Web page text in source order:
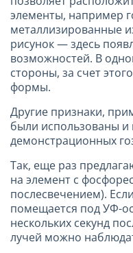
элементы, например
металлизированные
рисунок — здесь
возможностей. В
стороны, за счет
формы.
Другие признаки,
были использованы и
демонстрационных
Так, еще раз
на элемент с
послесвечением).
помещается под УФ-
нескольких секунд
лучей можно